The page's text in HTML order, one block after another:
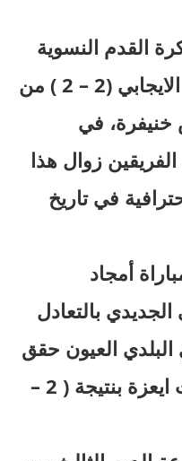
القدم النسوية
من العودة بنتيجة التعادل الايجابي (2 – 2 ) من
في
زوال هذا
في تاريخ
أمجاد
بالتعادل
البلدي العيون حقق
الفوز على ضيفه رجاء ايت ايعزة بنتيجة ( 2 –